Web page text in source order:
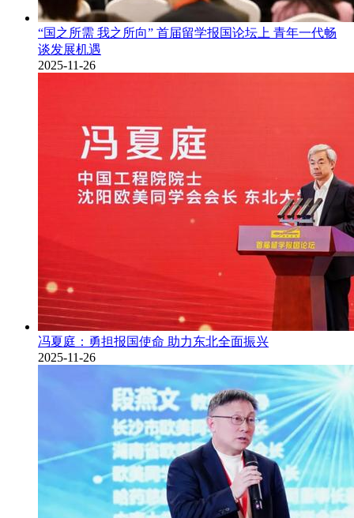
“国之所需 我之所向” 首届留学报国论坛上 青年一代畅
谈发展机遇
2025-11-26
冯夏庭：勇担报国使命 助力东北全面振兴
2025-11-26